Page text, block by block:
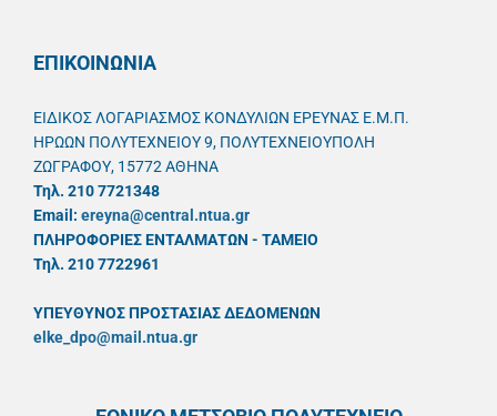
ΕΠΙΚΟΙΝΩΝΙΑ
ΕΙΔΙΚΟΣ ΛΟΓΑΡΙΑΣΜΟΣ ΚΟΝΔΥΛΙΩΝ ΕΡΕΥΝΑΣ Ε.Μ.Π.
ΗΡΩΩΝ ΠΟΛΥΤΕΧΝΕΙΟΥ 9, ΠΟΛΥΤΕΧΝΕΙΟΥΠΟΛΗ
ΖΩΓΡΑΦΟΥ, 15772 ΑΘΗΝΑ
Τηλ. 210 7721348
Email: ereyna@central.ntua.gr
ΠΛΗΡΟΦΟΡΙΕΣ ΕΝΤΑΛΜΑΤΩΝ - ΤΑΜΕΙΟ
Τηλ. 210 7722961
ΥΠΕΥΘYΝΟΣ ΠΡΟΣΤΑΣΙΑΣ ΔΕΔΟΜΕΝΩΝ
elke_dpo@mail.ntua.gr